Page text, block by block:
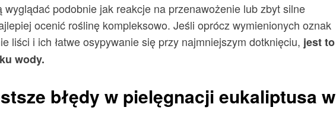
podobnie jak reakcje na przenawożenie lub zbyt silne
ocenić roślinę kompleksowo. Jeśli oprócz wymienionych oznak
liści i ich łatwe osypywanie się przy najmniejszym dotknięciu, jest to
wody.
błędy w pielęgnacji eukaliptusa w